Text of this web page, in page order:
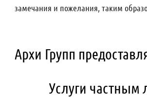
замечания и пожелания, таким
Архи Групп
Услуги частным